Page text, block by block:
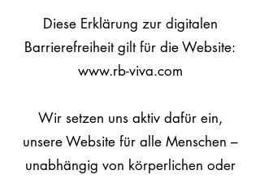
Diese Erklärung zur digitalen
Barrierefreiheit gilt für die Website:
www.rb-viva.com
Wir setzen uns aktiv dafür ein,
unsere Website für alle Menschen –
unabhängig von körperlichen oder